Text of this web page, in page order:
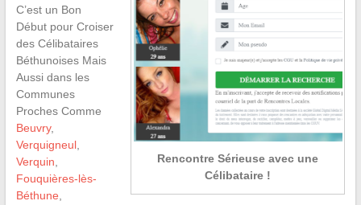
Rencontre Sérieuse avec une
Célibataire !
C’est un Bon
Début pour Croiser
des Célibataires
Béthunoises Mais
Aussi dans les
Communes
Proches Comme
Beuvry,
Verquigneul,
Verquin
Fouquières-lès-
Béthune